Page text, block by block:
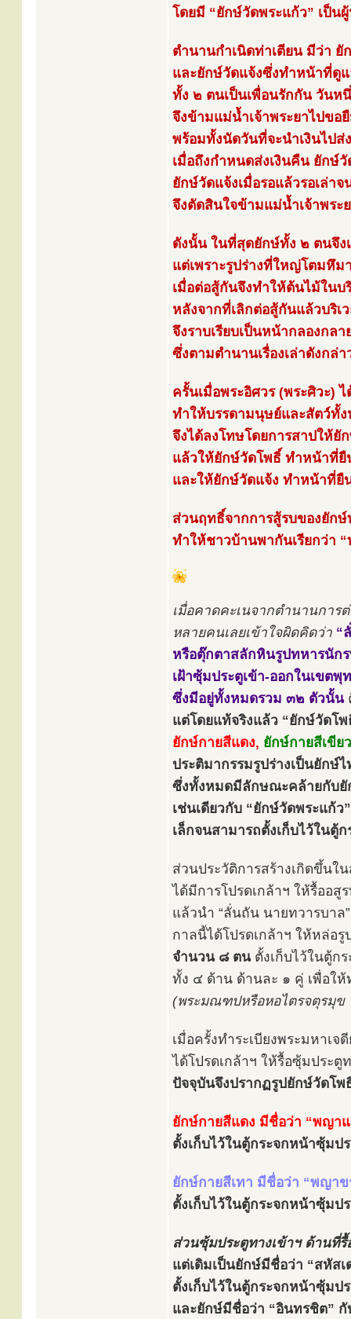
โดยมี “ยักษ์วัดพระแก้ว” เป็น
ตำนานกำเนิดท่าเตียน มีว่า
และยักษ์วัดแจ้งซึ่งทำหน้าที่ดู
ทั้ง ๒ ตนเป็นเพื่อนรักกัน วันห
จึงข้ามแม่น้ำเจ้าพระยาไปขอ
พร้อมทั้งนัดวันที่จะนำเงินไปส่
เมื่อถึงกำหนดส่งเงินคืน ยักษ์
ยักษ์วัดแจ้งเมื่อรอแล้วรอเล่า
จึงตัดสินใจข้ามแม่น้ำเจ้าพร
ดังนั้น ในที่สุดยักษ์ทั้ง ๒ ตนจึง
แต่เพราะรูปร่างที่ใหญ่โตมหึ
เมื่อต่อสู้กันจึงทำให้ต้นไม้ใน
หลังจากที่เลิกต่อสู้กันแล้วบริ
จึงราบเรียบเป็นหน้ากลองกล
ซึ่งตามตำนานเรื่องเล่าดังกล่
ครั้นเมื่อพระอิศวร (พระศิวะ)
ทำให้บรรดามนุษย์และสัตว์ทั้
จึงได้ลงโทษโดยการสาปให้ยั
แล้วให้ยักษ์วัดโพธิ์ ทำหน้าที่ยื
และให้ยักษ์วัดแจ้ง ทำหน้าที่ยื
ส่วนฤทธิ์จากการสู้รบของยัก
ทำให้ชาวบ้านพากันเรียกว่า
เมื่อคาดคะเนจากตำนานการ
หลายคนเลยเข้าใจผิดคิดว่า “
หรือตุ๊กตาสลักหินรูปทหารนัก
เฝ้าซุ้มประตูเข้า-ออกในเขต
ซึ่งมีอยู่ทั้งหมดรวม ๓๒ ตัวนั้น
แต่โดยแท้จริงแล้ว “ยักษ์วัดโ
ยักษ์กายสีแดง, ยักษ์กายสีเขีย
ประติมากรรมรูปร่างเป็นยักษ์
ซึ่งทั้งหมดมีลักษณะคล้ายกับยั
เช่นเดียวกับ “ยักษ์วัดพระแก้
เล็กจนสามารถตั้งเก็บไว้ใน
ส่วนประวัติการสร้างเกิดขึ้นใ
ได้มีการโปรดเกล้าฯ ให้รื้ออสู
แล้วนำ “ลั่นถัน นายทวารบา
กาลนี้ได้โปรดเกล้าฯ ให้หล่อ
จำนวน ๘ ตนตั้งเก็บไว้ในตู้ก
ทั้ง ๔ ด้าน ด้านละ ๑ คู่ เพื่อใ
(พระมณฑปหรือหอไตรจตุรมุข
เมื่อครั้งทำระเบียงพระมหาเ
ได้โปรดเกล้าฯ ให้รื้อซุ้มประ
ปัจจุบันจึงปรากฏรูปยักษ์วัดโ
ยักษ์กายสีแดง มีชื่อว่า “พญา
ตั้งเก็บไว้ในตู้กระจกหน้าซุ้มป
ยักษ์กายสีเทา มีชื่อว่า “พญาข
ตั้งเก็บไว้ในตู้กระจกหน้าซุ้มป
ส่วนซุ้มประตูทางเข้าฯ ด้านที่
แต่เดิมเป็นยักษ์มีชื่อว่า “สหัส
ตั้งเก็บไว้ในตู้กระจกหน้าซุ้มป
และยักษ์มีชื่อว่า “อินทรชิต” กั